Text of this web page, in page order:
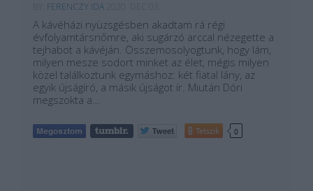
FERENCZY IDA
A kávéházi nyüzsgésben akadtam rá régi
évfolyamtársnőmre, aki sugárzó arccal nézegette a
tejhabot a kávéján. Összemosolyogtunk, hogy lám,
milyen mesze sodort minket az élet, mégis milyen
közel találkoztunk egymáshoz: két fiatal lány, az
egyik újságíró, a másik újságot ír. Miután Dóri
megszokta a…
Tetszik 0